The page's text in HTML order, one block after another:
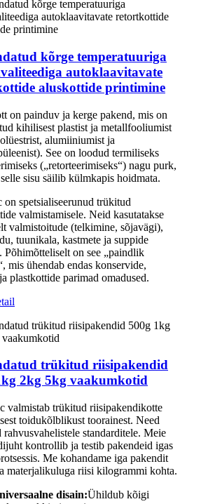
kõrge temperatuuriga
autoklaavitavate
aluskottide printimine
on painduv ja kerge pakend, mis on
kihilisest plastist ja metallfooliumist
alumiiniumist ja
See on loodud termiliseks
(„retorteerimiseks“) nagu purk,
sisu säilib külmkapis hoidmata.
on spetsialiseerunud trükitud
valmistamisele. Neid kasutatakse
valmistoitude (telkimine, sõjavägi),
tuunikala, kastmete ja suppide
Põhimõtteliselt on see „paindlik
mis ühendab endas konservide,
plastkottide parimad omadused.
trükitud riisipakendid
2kg 5kg vaakumkotid
valmistab trükitud riisipakendikotte
toidukõlblikust toorainest. Need
rahvusvahelistele standarditele. Meie
kontrollib ja testib pakendeid igas
Me kohandame iga pakendit
materjalikuluga riisi kilogrammi kohta.
disain:Ühildub kõigi